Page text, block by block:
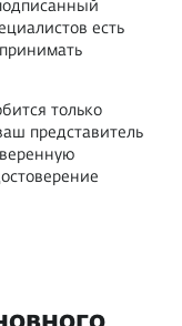
есть
только
представитель